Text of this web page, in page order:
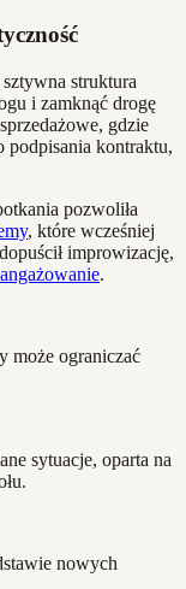
struktura
i zamknąć drogę
gdzie
podpisania kontraktu,
pozwoliła
, które wcześniej
improwizację,
.
może ograniczać
sytuacje, oparta na
nowych